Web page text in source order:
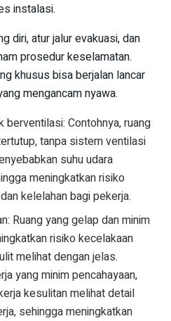
instalasi.
diri, atur jalur evakuasi, dan
prosedur keselamatan.
khusus bisa berjalan lancar
mengancam nyawa.
berventilasi: Contohnya, ruang
tanpa sistem ventilasi
suhu udara
meningkatkan risiko
kelelahan bagi pekerja.
Ruang yang gelap dan minim
risiko kecelakaan
melihat dengan jelas.
yang minim pencahayaan,
kesulitan melihat detail
sehingga meningkatkan